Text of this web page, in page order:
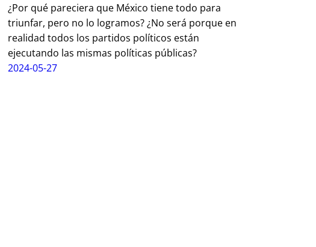
¿Por qué pareciera que México tiene todo para
triunfar, pero no lo logramos? ¿No será porque en
realidad todos los partidos políticos están
ejecutando las mismas políticas públicas?
2024-05-27